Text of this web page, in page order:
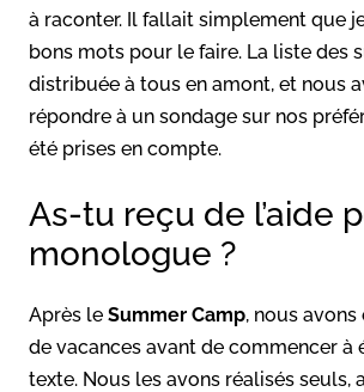
à raconter. Il fallait simplement que
bons mots pour le faire. La liste des
distribuée à tous en amont, et nous
répondre à un sondage sur nos
été prises en compte.
As-tu reçu de l’aide
monologue ?
Après le Summer Camp, nous
de vacances avant de commencer à
texte. Nous les avons réalisés seuls,